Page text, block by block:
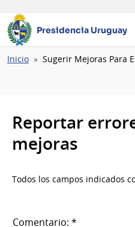
Presidencia Uruguay
Ruta
Inicio Sugerir Mejoras Para
Reportar
mejoras
Todos los campos indicados
Comentario: *